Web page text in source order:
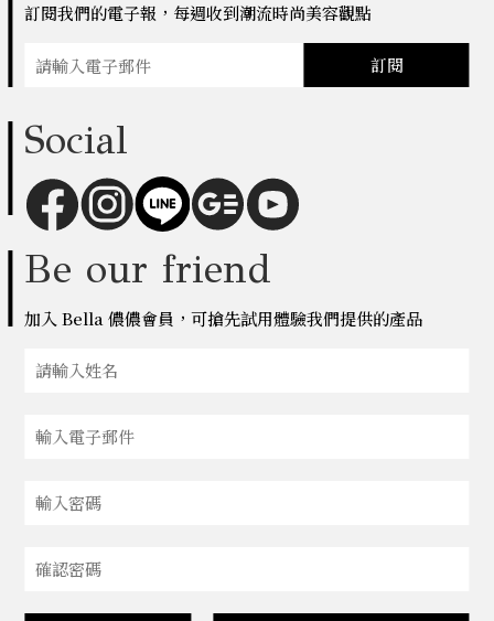
訂閱我們的電子報，每週收到潮流時尚美容觀點
訂閱
Social
Be our friend
加入 Bella 儂儂會員，可搶先試用體驗我們提供的產品